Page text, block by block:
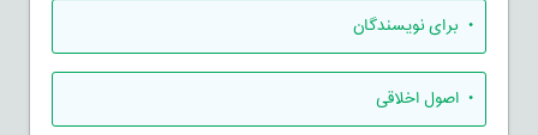
• برای نویسندگان
• اصول اخلاقی